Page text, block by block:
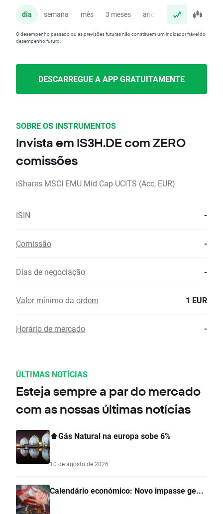
dia semana mês 3 meses ano
O desempenho passado ou as previsões futuras não constituem um indicador fiável do
desempenho futuro.
DESCARREGUE A APP GRATUITAMENTE
SOBRE OS INSTRUMENTOS
Invista em IS3H.DE com ZERO
comissões
iShares MSCI EMU Mid Cap UCITS (Acc, EUR)
ISIN -
Comissão -
Dias de negociação -
Valor mínimo da ordem 1 EUR
Horário de mercado -
ÚLTIMAS NOTÍCIAS
Esteja sempre a par do mercado
com as nossas últimas notícias
⬆️Gás Natural na europa sobe 6%
10 de agosto de 2026
Calendário económico: Novo impasse ge...